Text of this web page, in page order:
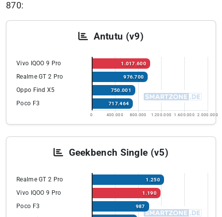
870:
Antutu (v9)
Vivo IQOO 9 Pro 1.017.600
Realme GT 2 Pro 976.700
Oppo Find X5 750.001
Poco F3 717.464
0 400.000 800.000 1.200.000 1.600.000 2.000.000
Geekbench Single (v5)
Realme GT 2 Pro 1.250
Vivo IQOO 9 Pro 1.190
Poco F3 987